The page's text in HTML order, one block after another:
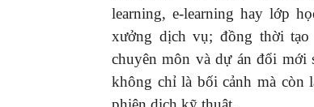
learning, e-learning hay lớp
xưởng dịch vụ; đồng thời
chuyên môn và dự án đổi mới
không chỉ là bối cảnh mà còn